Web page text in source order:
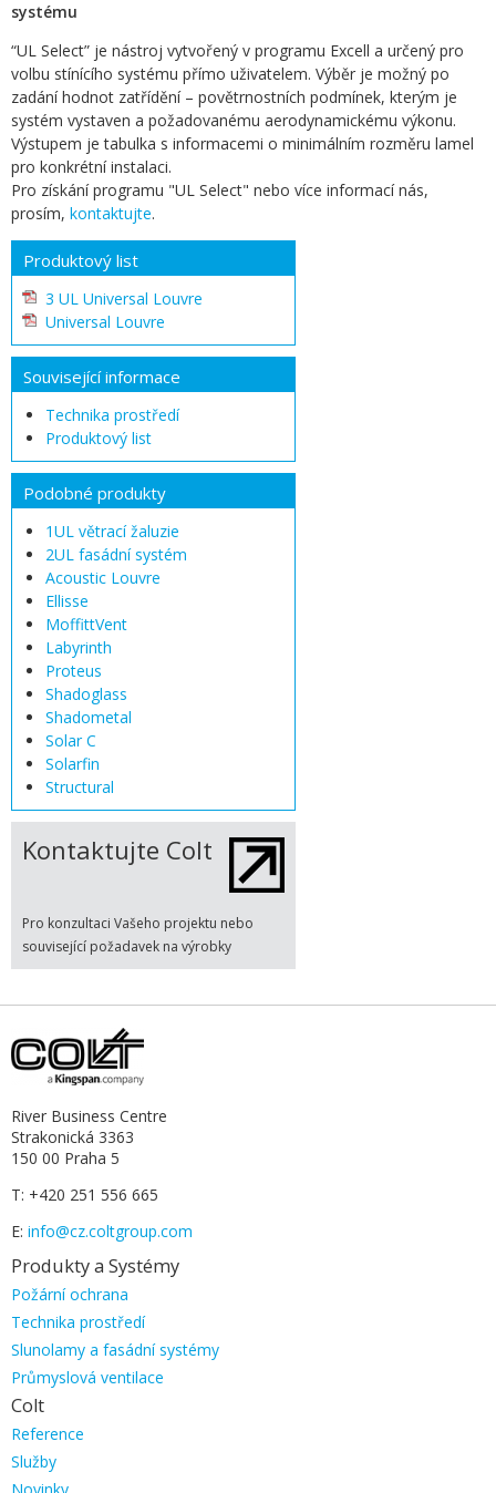
systému
“UL Select” je nástroj vytvořený v programu Excell a určený pro
volbu stínícího systému přímo uživatelem. Výběr je možný po
zadání hodnot zatřídění – povětrnostních podmínek, kterým je
systém vystaven a požadovanému aerodynamickému výkonu.
Výstupem je tabulka s informacemi o minimálním rozměru lamel
pro konkrétní instalaci.
Pro získání programu "UL Select" nebo více informací nás,
prosím, kontaktujte.
Produktový list
3 UL Universal Louvre
Universal Louvre
Související informace
Technika prostředí
Produktový list
Podobné produkty
1UL větrací žaluzie
2UL fasádní systém
Acoustic Louvre
Ellisse
MoffittVent
Labyrinth
Proteus
Shadoglass
Shadometal
Solar C
Solarfin
Structural
Kontaktujte Colt
Pro konzultaci Vašeho projektu nebo
související požadavek na výrobky
River Business Centre
Strakonická 3363
150 00 Praha 5
T: +420 251 556 665
E: info@cz.coltgroup.com
Produkty a Systémy
Přeskočit
navigaci
Požární ochrana
Technika prostředí
Slunolamy a fasádní systémy
Průmyslová ventilace
Colt
Přeskočit
navigaci
Reference
Služby